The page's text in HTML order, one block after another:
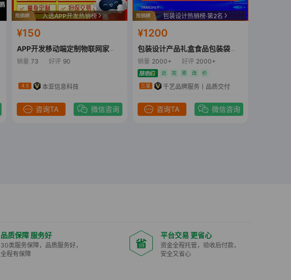
入选APP开发热销榜
¥150
APP开发移动端定制物联网家政跑腿装修服务
销量 73 好评 90
4.5 本亚信息科技
咨询TA 微信咨询
包装设计热销榜·第2名
¥1200
包装设计产品礼盒食品包装袋包装盒设计瓶贴标签设计
销量 2000+ 好评 2000+
达 完 原 改 价
三星 千艺品牌服务丨品质交付
咨询TA 微信咨询
品质保障 服务好
30类服务保障，品质服务好，
全程有保障
平台交易 更省心
资金全程托管，验收后付款，
安全又省心